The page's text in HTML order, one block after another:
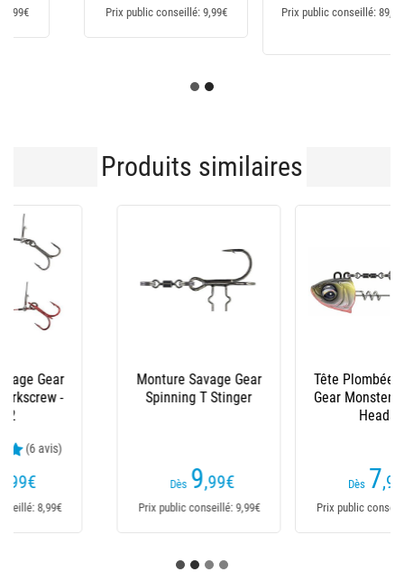
Prix public conseillé: 89,99€
Prix public conseillé:
Produits similaires
Tête Plombée Savage
Gear Monster Vertical
Prix public conseillé: 7,99€
Monture Savage Gear
Carbon49 Stingers -
Prix public conseillé: 6,99€